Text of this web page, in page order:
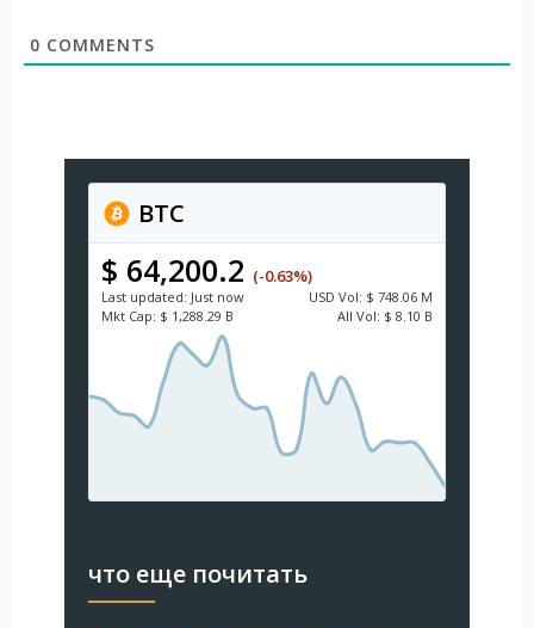
0 COMMENTS
BTC
$ 64,200.2 (-0.63%)
Last updated: Just now USD Vol: $ 748.06 M
Mkt Cap: $ 1,288.29 B All Vol: $ 8.10 B
что еще почитать